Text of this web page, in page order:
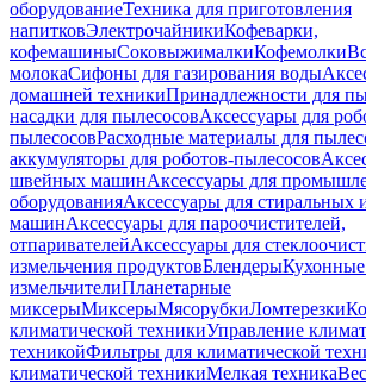
оборудованиеТехника для приготовления
напитковЭлектрочайникиКофеварки,
кофемашиныСоковыжималкиКофемолки
молокаСифоны для газирования воды
домашней техникиПринадлежности для
насадки для пылесосовАксессуары для
пылесосовРасходные материалы для
аккумуляторы для роботов-пылесосов
швейных машинАксессуары для
оборудованияАксессуары для стиральных
машинАксессуары для пароочистителей,
отпаривателейАксессуары для
измельчения продуктовБлендеры
измельчителиПланетарные
миксерыМиксерыМясорубкиЛомтерезки
климатической техникиУправление
техникойФильтры для климатической
климатической техникиМелкая техника